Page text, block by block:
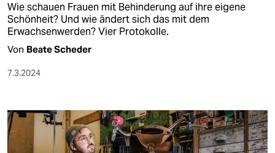
Wie schauen Frauen mit Behinderung auf ihre eigene
Schönheit? Und wie ändert sich das mit dem
Erwachsenwerden? Vier Protokolle.
Von Beate Scheder
7.3.2024